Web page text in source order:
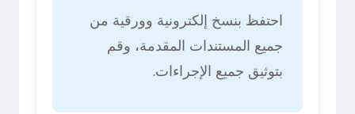
احتفظ بنسخ إلكترونية وورقية من
جميع المستندات المقدمة، وقم
بتوثيق جميع الإجراءات.